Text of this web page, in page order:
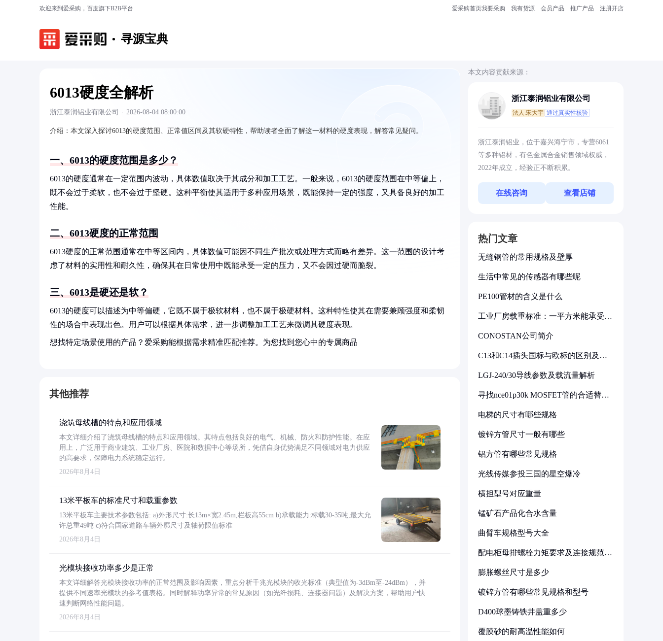
欢迎来到爱采购，百度旗下B2B平台 爱采购首页我要采购 我有货源 会员产品 推广产品 注册开店
寻源宝典
6013硬度全解析
浙江泰润铝业有限公司 · 2026-08-04 08:00:00
介绍： 本文深入探讨6013的硬度范围、正常值区间及其软硬特性，帮助读者全面了解这一材料的硬度表现，解答常见疑问。
一、6013的硬度范围是多少？
6013的硬度通常在一定范围内波动，具体数值取决于其成分和加工工艺。一般来说，6013的硬度范围在中等偏上，
既不会过于柔软，也不会过于坚硬。这种平衡使其适用于多种应用场景，既能保持一定的强度，又具备良好的加工
性能。
二、6013硬度的正常范围
6013硬度的正常范围通常在中等区间内，具体数值可能因不同生产批次或处理方式而略有差异。这一范围的设计考
虑了材料的实用性和耐久性，确保其在日常使用中既能承受一定的压力，又不会因过硬而脆裂。
三、6013是硬还是软？
6013的硬度可以描述为中等偏硬，它既不属于极软材料，也不属于极硬材料。这种特性使其在需要兼顾强度和柔韧
性的场合中表现出色。用户可以根据具体需求，进一步调整加工工艺来微调其硬度表现。
想找特定场景使用的产品？爱采购能根据需求精准匹配推荐。为您找到您心中的专属商品
其他推荐
浇筑母线槽的特点和应用领域
本文详细介绍了浇筑母线槽的特点和应用领域。其特点包括良好的电气、机械、防火和防护性能。在应
用上，广泛用于商业建筑、工业厂房、医院和数据中心等场所，凭借自身优势满足不同领域对电力供应
的高要求，保障电力系统稳定运行。
2026年8月4日
13米平板车的标准尺寸和载重参数
13米平板车主要技术参数包括: a)外形尺寸:长13m×宽2.45m,栏板高55cm b)承载能力:标载30-35吨,最大允
许总重49吨 c)符合国家道路车辆外廓尺寸及轴荷限值标准
2026年8月4日
光模块接收功率多少是正常
本文详细解答光模块接收功率的正常范围及影响因素，重点分析千兆光模块的收光标准（典型值为-3dBm至-24dBm），并
提供不同速率光模块的参考值表格。同时解释功率异常的常见原因（如光纤损耗、连接器问题）及解决方案，帮助用户快
速判断网络性能问题。
2026年8月4日
本文内容贡献来源：
浙江泰润铝业有限公司
法人:宋大宇 通过真实性核验
浙江泰润铝业，位于嘉兴海宁市，专营6061
等多种铝材，有色金属合金销售领域权威，
2022年成立，经验正不断积累。
在线咨询 查看店铺
热门文章
无缝钢管的常用规格及壁厚
生活中常见的传感器有哪些呢
PE100管材的含义是什么
工业厂房载重标准：一平方米能承受多
CONOSTAN公司简介
C13和C14插头国标与欧标的区别及其
LGJ-240/30导线参数及载流量解析
寻找nce01p30k MOSFET管的合适替代
电梯的尺寸有哪些规格
镀锌方管尺寸一般有哪些
铝方管有哪些常见规格
光线传媒参投三国的星空爆冷
横担型号对应重量
锰矿石产品化合水含量
曲臂车规格型号大全
配电柜母排螺栓力矩要求及连接规范详
膨胀螺丝尺寸是多少
镀锌方管有哪些常见规格和型号
D400球墨铸铁井盖重多少
覆膜砂的耐高温性能如何